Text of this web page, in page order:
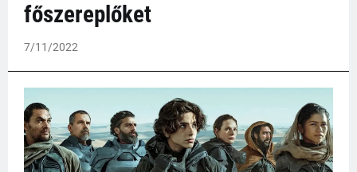
főszereplőket
7/11/2022